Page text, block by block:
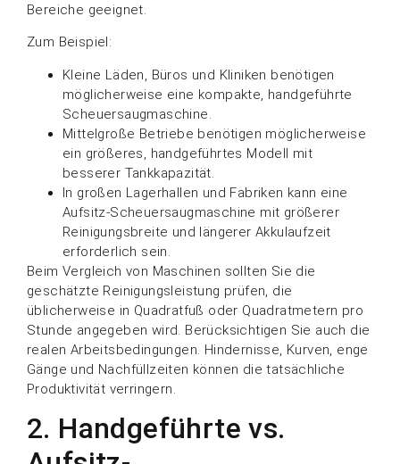
Bereiche geeignet.
Zum Beispiel:
Kleine Läden, Büros und Kliniken benötigen
möglicherweise eine kompakte, handgeführte
Scheuersaugmaschine.
Mittelgroße Betriebe benötigen möglicherweise
ein größeres, handgeführtes Modell mit
besserer Tankkapazität.
In großen Lagerhallen und Fabriken kann eine
Aufsitz-Scheuersaugmaschine mit größerer
Reinigungsbreite und längerer Akkulaufzeit
erforderlich sein.
Beim Vergleich von Maschinen sollten Sie die
geschätzte Reinigungsleistung prüfen, die
üblicherweise in Quadratfuß oder Quadratmetern pro
Stunde angegeben wird. Berücksichtigen Sie auch die
realen Arbeitsbedingungen. Hindernisse, Kurven, enge
Gänge und Nachfüllzeiten können die tatsächliche
Produktivität verringern.
2. Handgeführte vs.